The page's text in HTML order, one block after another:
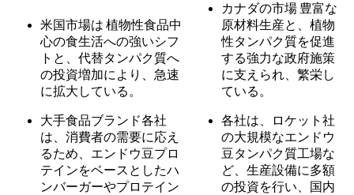
米国市場は 植物性食品中
心の食生活への強いシフ
トと、代替タンパク質へ
の投資増加により、急速
に拡大している。
大手食品ブランド各社
は、消費者の需要に応え
るため、エンドウ豆プロ
テインをベースとしたハ
ンバーガーやプロテイン
カナダの市場 豊富な
原材料生産と、植物
性タンパク質を促進
する強力な政府施策
に支えられ、繁栄し
ている。
各社は、ロケット社
の大規模なエンドウ
豆タンパク質工場な
ど、生産設備に多額
の投資を行い、国内